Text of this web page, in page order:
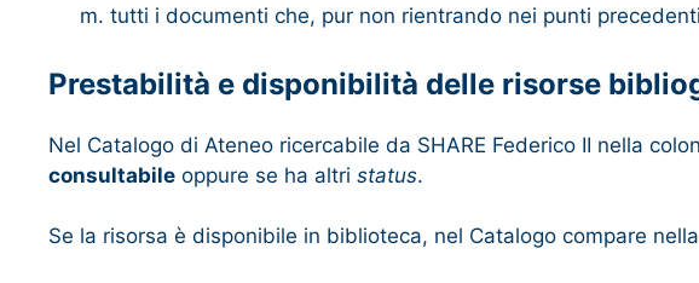
tutti i documenti che, pur non rientrando nei punti
Prestabilità e disponibilità delle risorse
Nel Catalogo di Ateneo ricercabile da SHARE Federico II nella
consultabile oppure se ha altri status.
Se la risorsa è disponibile in biblioteca, nel Catalogo compare